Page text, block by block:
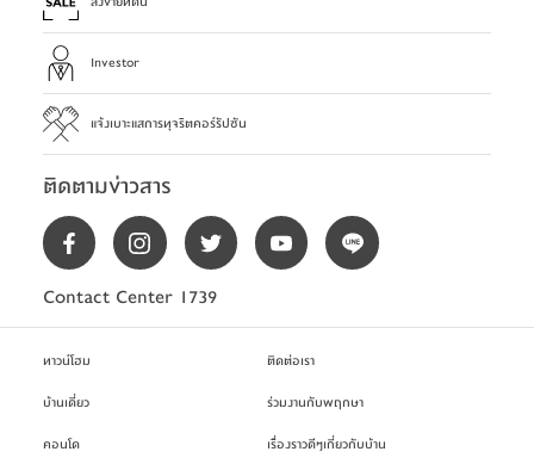
Investor
แจ้งเบาะแสการทุจริตคอร์รัปชัน
ติดตามข่าวสาร
Contact Center 1739
ทาวน์โฮม
บ้านเดี่ยว
คอนโด
ติดต่อเรา
ร่วมงานกับพฤกษา
เรื่องราวดีๆเกี่ยวกับบ้าน